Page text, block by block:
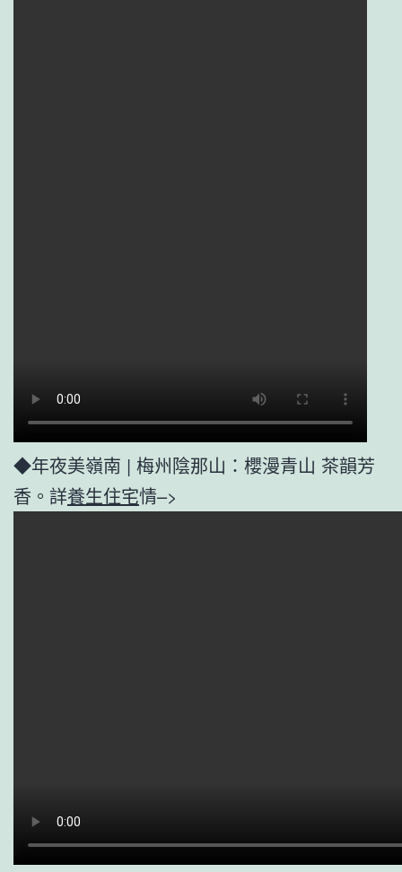
◆年夜美嶺南 | 梅州陰那山：櫻漫青山 茶韻芳
香。詳養生住宅情–>